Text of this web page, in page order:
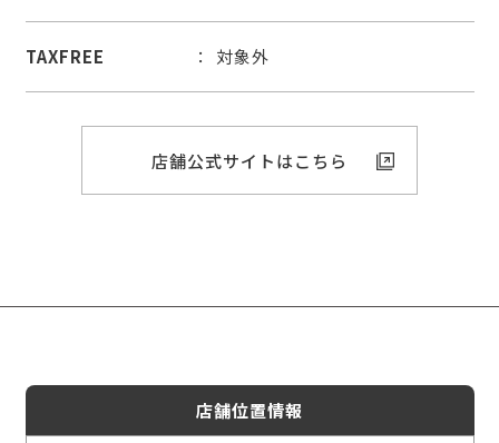
TAXFREE 対象外
店舗公式サイトはこちら
店舗位置情報